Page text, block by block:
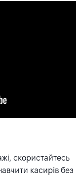
скористайтесь
касирів без